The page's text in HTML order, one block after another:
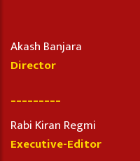
Akash Banjara
Director
_________
Rabi Kiran Regmi
Executive-Editor